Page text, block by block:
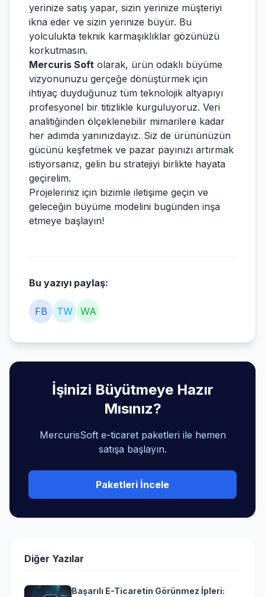
yerinize satış yapar, sizin yerinize müşteriyi
ikna eder ve sizin yerinize büyür. Bu
yolculukta teknik karmaşıklıklar gözünüzü
korkutmasın.
Mercuris Soft olarak, ürün odaklı büyüme
vizyonunuzu gerçeğe dönüştürmek için
ihtiyaç duyduğunuz tüm teknolojik altyapıyı
profesyonel bir titizlikle kurguluyoruz. Veri
analitiğinden ölçeklenebilir mimarilere kadar
her adımda yanınızdayız. Siz de ürününüzün
gücünü keşfetmek ve pazar payınızı artırmak
istiyorsanız, gelin bu stratejiyi birlikte hayata
geçirelim.
Projeleriniz için bizimle iletişime geçin ve
geleceğin büyüme modelini bugünden inşa
etmeye başlayın!
Bu yazıyı paylaş:
FB TW WA
İşinizi Büyütmeye Hazır
Mısınız?
MercurisSoft e-ticaret paketleri ile hemen
satışa başlayın.
Paketleri İncele
Diğer Yazılar
Başarılı E-Ticaretin Görünmez İpleri: